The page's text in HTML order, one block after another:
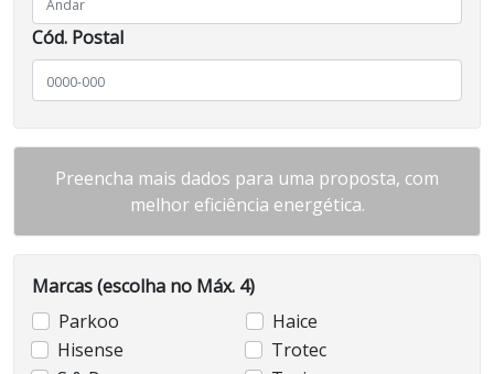
Cód. Postal
Preencha mais dados para uma proposta, com
melhor eficiência energética.
Marcas(escolha no Máx. 4)
Parkoo
Haice
Hisense
Trotec